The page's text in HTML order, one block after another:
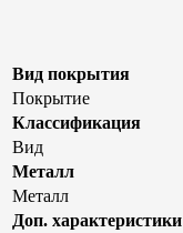
Вид покрытия
Покрытие
Классификация
Вид
Металл
Металл
Доп. характеристики